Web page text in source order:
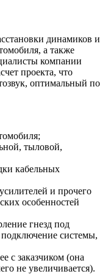
динамиков и
а также
компании
проекта, что
оптимальный по
тыловой,
кабельных
и прочего
особенностей
гнезд под
системы,
с заказчиком (она
не увеличивается).